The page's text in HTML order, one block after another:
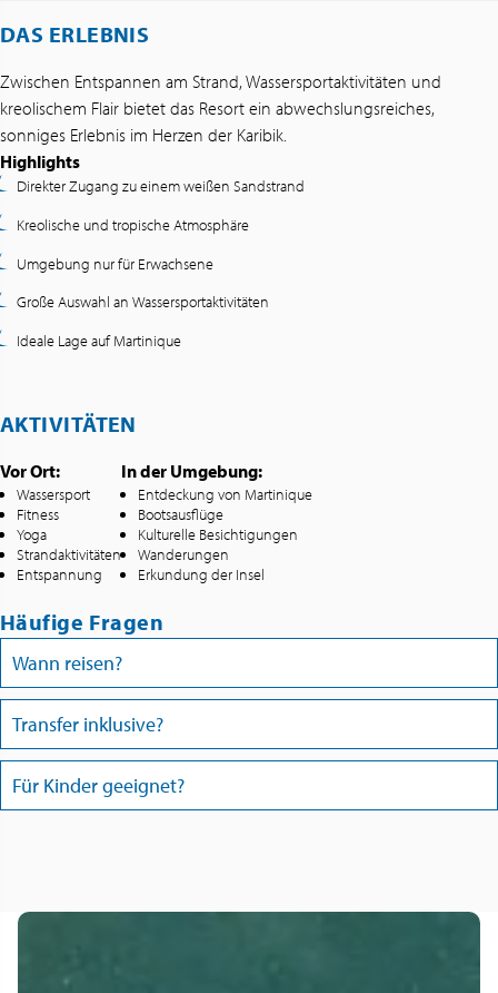
DAS ERLEBNIS
Zwischen Entspannen am Strand, Wassersportaktivitäten und
kreolischem Flair bietet das Resort ein abwechslungsreiches,
sonniges Erlebnis im Herzen der Karibik.
Highlights
Direkter Zugang zu einem weißen Sandstrand
Kreolische und tropische Atmosphäre
Umgebung nur für Erwachsene
Große Auswahl an Wassersportaktivitäten
Ideale Lage auf Martinique
AKTIVITÄTEN
Vor Ort:
Wassersport
Fitness
Yoga
Strandaktivitäten
Entspannung
In der Umgebung:
Entdeckung von Martinique
Bootsausflüge
Kulturelle Besichtigungen
Wanderungen
Erkundung der Insel
Häufige Fragen
Wann reisen?
Transfer inklusive?
Für Kinder geeignet?